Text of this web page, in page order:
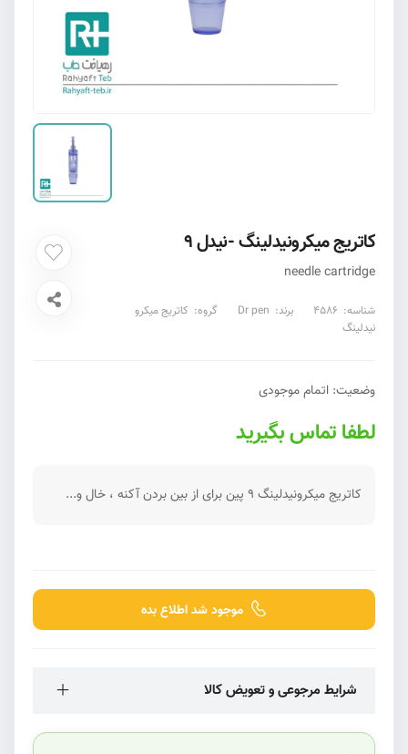
کاتریج میکرونیدلینگ -نیدل ۹
needle cartridge
شناسه: 4586 برند: Dr pen گروه: کاتریج میکرو
نیدلینگ
وضعیت: اتمام موجودی
لطفا تماس بگیرید
کاتریج میکرونیدلینگ ۹ پین برای از بین بردن آکنه ، خال و...
موجود شد اطلاع بده
شرایط مرجوعی و تعویض کالا